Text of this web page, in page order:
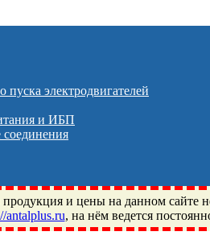
пуска электродвигателей
и ИБП
и цены на данном сайте
antalplus.ru, на нём ведется